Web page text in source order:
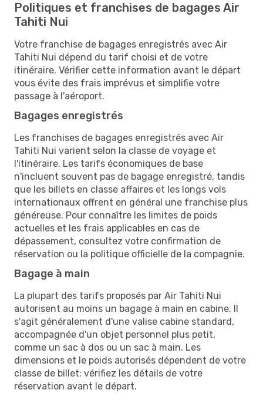
Politiques et franchises de bagages Air
Tahiti Nui
Votre franchise de bagages enregistrés avec Air
Tahiti Nui dépend du tarif choisi et de votre
itinéraire. Vérifier cette information avant le départ
vous évite des frais imprévus et simplifie votre
passage à l'aéroport.
Bagages enregistrés
Les franchises de bagages enregistrés avec Air
Tahiti Nui varient selon la classe de voyage et
l'itinéraire. Les tarifs économiques de base
n'incluent souvent pas de bagage enregistré, tandis
que les billets en classe affaires et les longs vols
internationaux offrent en général une franchise plus
généreuse. Pour connaître les limites de poids
actuelles et les frais applicables en cas de
dépassement, consultez votre confirmation de
réservation ou la politique officielle de la compagnie.
Bagage à main
La plupart des tarifs proposés par Air Tahiti Nui
autorisent au moins un bagage à main en cabine. Il
s'agit généralement d'une valise cabine standard,
accompagnée d'un objet personnel plus petit,
comme un sac à dos ou un sac à main. Les
dimensions et le poids autorisés dépendent de votre
classe de billet: vérifiez les détails de votre
réservation avant le départ.